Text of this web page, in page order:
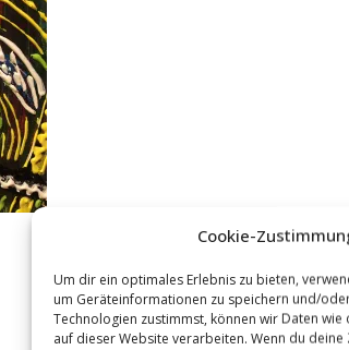
Cookie-
Um dir ein optimales Erlebnis zu bieten,
um Geräteinformationen zu speichern und/
Technologien zustimmst, können wir Daten
auf dieser Website verarbeiten. Wenn du